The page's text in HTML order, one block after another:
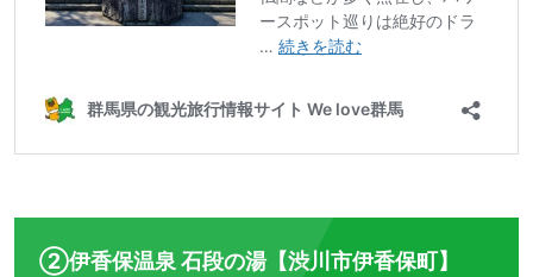
②伊香保温泉 石段の湯【渋川市伊香保町】